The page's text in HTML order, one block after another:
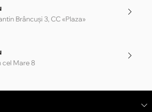
Brâncuși 3, CC «Plaza»
cel Mare 8